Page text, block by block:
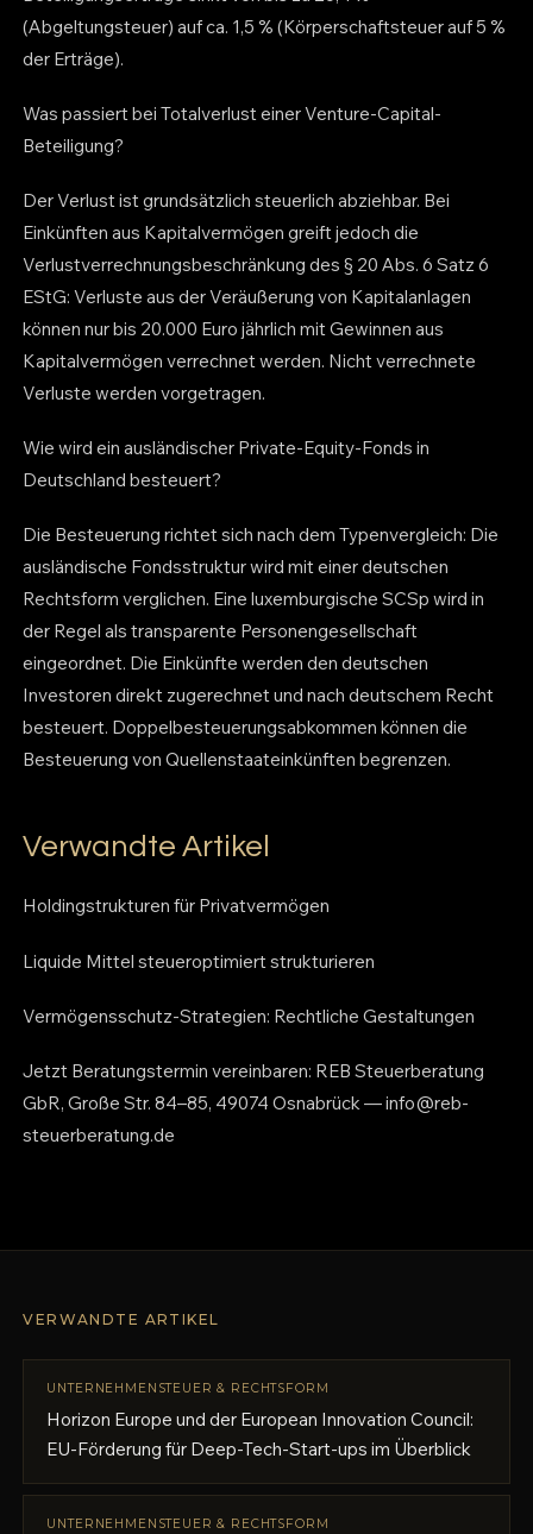
(Abgeltungsteuer) auf ca. 1,5 % (Körperschaftsteuer auf 5 %
der Erträge).
Was passiert bei Totalverlust einer Venture-Capital-
Beteiligung?
Der Verlust ist grundsätzlich steuerlich abziehbar. Bei
Einkünften aus Kapitalvermögen greift jedoch die
Verlustverrechnungsbeschränkung des § 20 Abs. 6 Satz 6
EStG: Verluste aus der Veräußerung von Kapitalanlagen
können nur bis 20.000 Euro jährlich mit Gewinnen aus
Kapitalvermögen verrechnet werden. Nicht verrechnete
Verluste werden vorgetragen.
Wie wird ein ausländischer Private-Equity-Fonds in
Deutschland besteuert?
Die Besteuerung richtet sich nach dem Typenvergleich: Die
ausländische Fondsstruktur wird mit einer deutschen
Rechtsform verglichen. Eine luxemburgische SCSp wird in
der Regel als transparente Personengesellschaft
eingeordnet. Die Einkünfte werden den deutschen
Investoren direkt zugerechnet und nach deutschem Recht
besteuert. Doppelbesteuerungsabkommen können die
Besteuerung von Quellenstaateinkünften begrenzen.
Verwandte Artikel
Holdingstrukturen für Privatvermögen
Liquide Mittel steueroptimiert strukturieren
Vermögensschutz-Strategien: Rechtliche Gestaltungen
Jetzt Beratungstermin vereinbaren: REB Steuerberatung
GbR, Große Str. 84–85, 49074 Osnabrück — info@reb-
steuerberatung.de
VERWANDTE ARTIKEL
UNTERNEHMENSTEUER & RECHTSFORM
Horizon Europe und der European Innovation Council:
EU-Förderung für Deep-Tech-Start-ups im Überblick
UNTERNEHMENSTEUER & RECHTSFORM